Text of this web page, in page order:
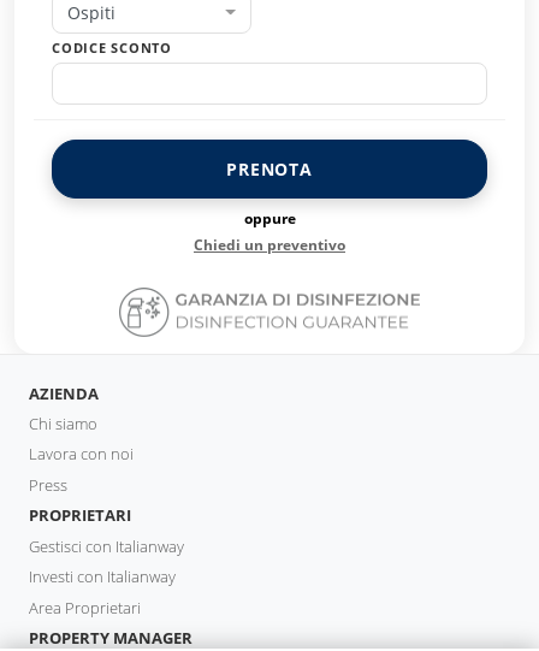
Ospiti
CODICE SCONTO
PRENOTA
oppure
Chiedi un preventivo
AZIENDA
Chi siamo
Lavora con noi
Press
PROPRIETARI
Gestisci con Italianway
Investi con Italianway
Area Proprietari
PROPERTY MANAGER